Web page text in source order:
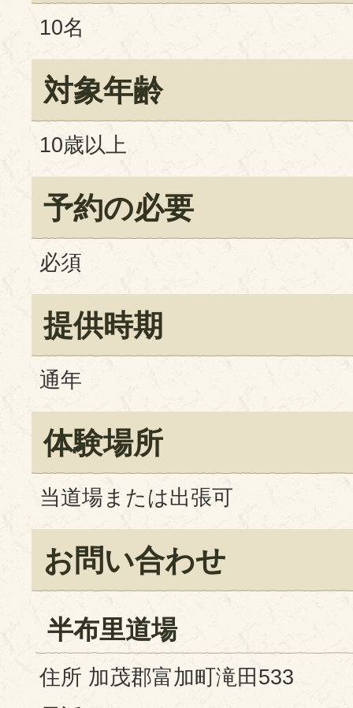
10名
対象年齢
10歳以上
予約の必要
必須
提供時期
通年
体験場所
当道場または出張可
お問い合わせ
半布里道場
住所 加茂郡富加町滝田533